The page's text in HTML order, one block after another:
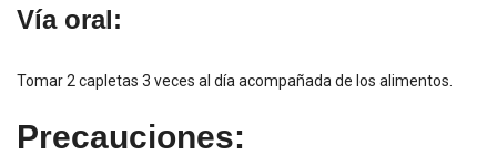
Vía oral:
Tomar 2 capletas 3 veces al día acompañada de los alimentos.
Precauciones: